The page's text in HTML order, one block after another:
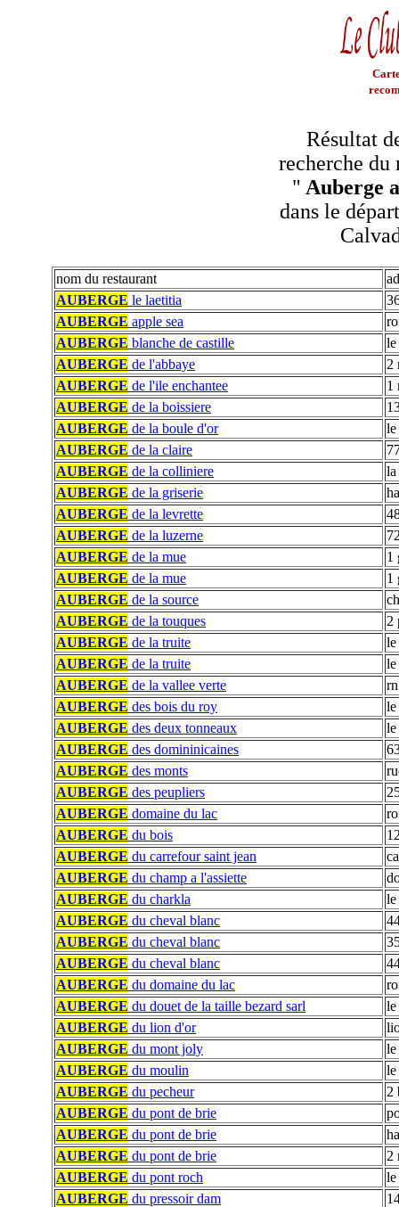
Résultat
recherche du
" Auberge
dans le
nom du restaurant
AUBERGE le laetitia
AUBERGE apple sea
AUBERGE blanche de castille
le
AUBERGE de l'abbaye
2
AUBERGE de l'ile enchantee
1
AUBERGE de la boissiere
AUBERGE de la boule d'or
le
AUBERGE de la claire
AUBERGE de la colliniere
AUBERGE de la griserie
AUBERGE de la levrette
AUBERGE de la luzerne
AUBERGE de la mue
1
AUBERGE de la mue
1
AUBERGE de la source
AUBERGE de la touques
2
AUBERGE de la truite
le
AUBERGE de la truite
le
AUBERGE de la vallee verte
AUBERGE des bois du roy
le
AUBERGE des deux tonneaux
le
AUBERGE des domininicaines
AUBERGE des monts
AUBERGE des peupliers
AUBERGE domaine du lac
AUBERGE du bois
AUBERGE du carrefour saint jean
AUBERGE du champ a l'assiette
AUBERGE du charkla
le
AUBERGE du cheval blanc
AUBERGE du cheval blanc
AUBERGE du cheval blanc
AUBERGE du domaine du lac
AUBERGE du douet de la taille bezard sarl
le
AUBERGE du lion d'or
AUBERGE du mont joly
AUBERGE du moulin
le
AUBERGE du pecheur
2
AUBERGE du pont de brie
AUBERGE du pont de brie
AUBERGE du pont de brie
2
AUBERGE du pont roch
le
AUBERGE du pressoir dam